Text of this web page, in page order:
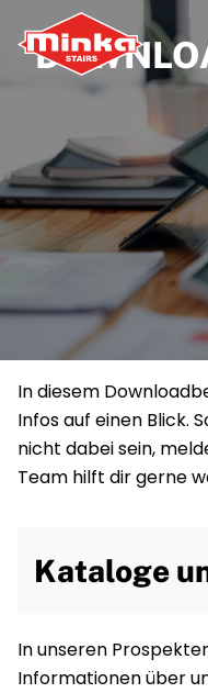
Zum Inhalt springen
In diesem
Infos auf einen Blick.
nicht dabei sein,
Team hilft dir gerne
Kataloge
In unseren
Informationen über